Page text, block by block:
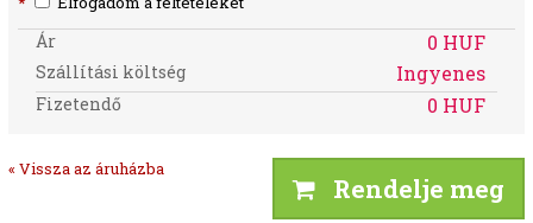
Ár 0 HUF
Szállítási költség Ingyenes
Fizetendő 0 HUF
« Vissza az áruházba
Rendelje meg